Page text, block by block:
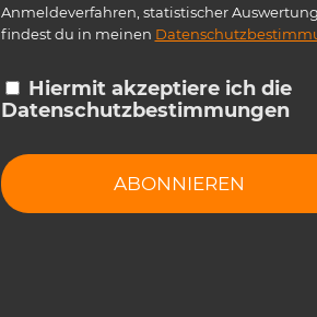
Anmeldeverfahren, statistischer
findest du in meinen
Hiermit akzeptiere ich die
Datenschutzbestimmungen